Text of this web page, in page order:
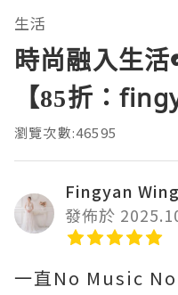
生活
時尚融入生
【85折：
瀏覽次數:46595
Fingyan
發佈於
一直No Music